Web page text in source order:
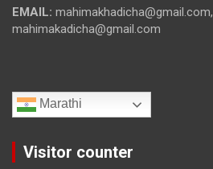
EMAIL: mahimakhadicha@gmail.com,
mahimakadicha@gmail.com
Marathi
Visitor counter